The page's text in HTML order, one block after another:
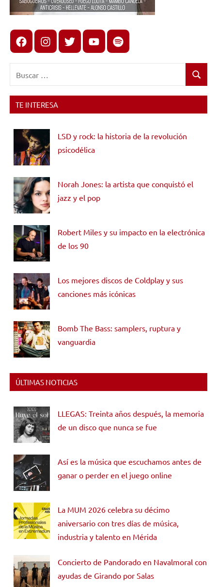
FacebookInstagram
X youtubespotify
Buscar
TE INTERESA
LSD y rock: la historia de la revolución
psicodélica
Norah Jones: la artista que conquistó el
jazz y el pop
Robert Miles y su impacto en la electrónica
de los 90
Los mejores discos de Coldplay y sus
canciones más icónicas
Bomb The Bass: samplers, ruptura y
vanguardia
ÚLTIMAS NOTICIAS
LLEGAS: Treinta años después, la memoria
de un disco que nunca se fue
Así es la música que escuchamos antes de
ganar o perder en el juego online
La MUM 2026 celebra su décimo
aniversario con tres días de música,
industria y talento en Mérida
Concierto de Pandorado en Navalmoral con
ayudas de Girando por Salas